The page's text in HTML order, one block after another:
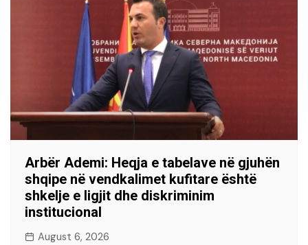
Arbër Ademi: Heqja e tabelave në gjuhën
shqipe në vendkalimet kufitare është
shkelje e ligjit dhe diskriminim
institucional
August 6, 2026